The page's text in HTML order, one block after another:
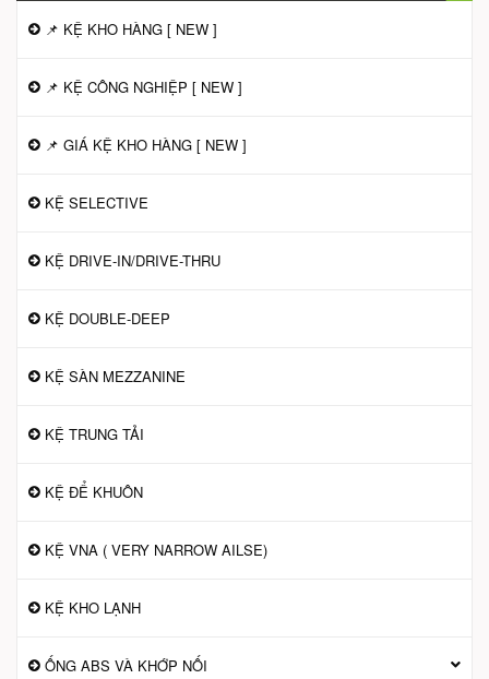
📌 KỆ KHO HÀNG [ NEW ]
📌 KỆ CÔNG NGHIỆP [ NEW ]
📌 GIÁ KỆ KHO HÀNG [ NEW ]
KỆ SELECTIVE
KỆ DRIVE-IN/DRIVE-THRU
KỆ DOUBLE-DEEP
KỆ SÀN MEZZANINE
KỆ TRUNG TẢI
KỆ ĐỂ KHUÔN
KỆ VNA ( VERY NARROW AILSE)
KỆ KHO LẠNH
ỐNG ABS VÀ KHỚP NỐI